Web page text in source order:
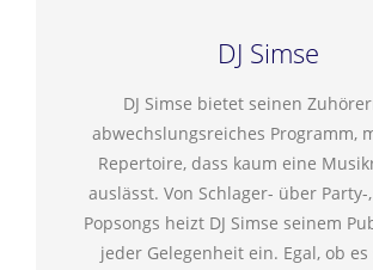
DJ Simse
DJ Simse bietet seinen
abwechslungsreiches Programm,
Repertoire, dass kaum eine
auslässt. Von Schlager- über Party-
Popsongs heizt DJ Simse seinem
jeder Gelegenheit ein. Egal, ob